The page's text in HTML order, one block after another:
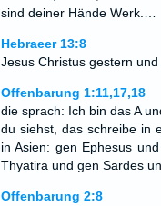
sind deiner Hände Werk.…
Hebraeer 13:8
Jesus Christus gestern
Offenbarung 1:11,17,18
die sprach: Ich bin das A
du siehst, das schreibe in
in Asien: gen Ephesus
Thyatira und gen Sardes
Offenbarung 2:8